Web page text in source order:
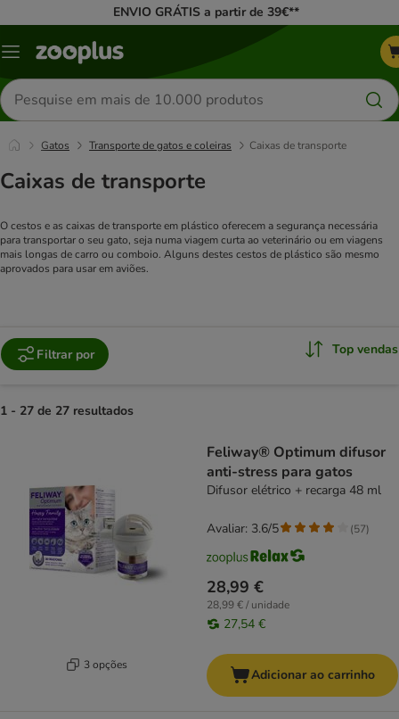
ENVIO GRÁTIS a partir de 39€**
Menu
Pesquisar
produtos
Gatos Transporte de gatos e coleiras Caixas de transporte
Caixas de transporte
O cestos e as caixas de transporte em plástico oferecem a segurança necessária
para transportar o seu gato, seja numa viagem curta ao veterinário ou em viagens
mais longas de carro ou comboio. Alguns destes cestos de plástico são mesmo
aprovados para usar em aviões.
Filtrar por Top vendas
1 - 27 de 27 resultados
3 opções
Feliway® Optimum difusor
anti-stress para gatos
Difusor elétrico + recarga 48 ml
28,99 €
28,99 € / unidade
27,54 €
Avaliar: 3.6/5 (57)
Adicionar ao carrinho